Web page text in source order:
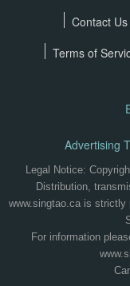
Contact
Terms of
Advertising
Legal Notice:
Distribution,
www.singtao.ca is strictly
For information